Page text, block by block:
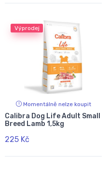
Výprodej
Momentálně nelze koupit
Calibra Dog Life Adult Small
Breed Lamb 1,5kg
225 Kč